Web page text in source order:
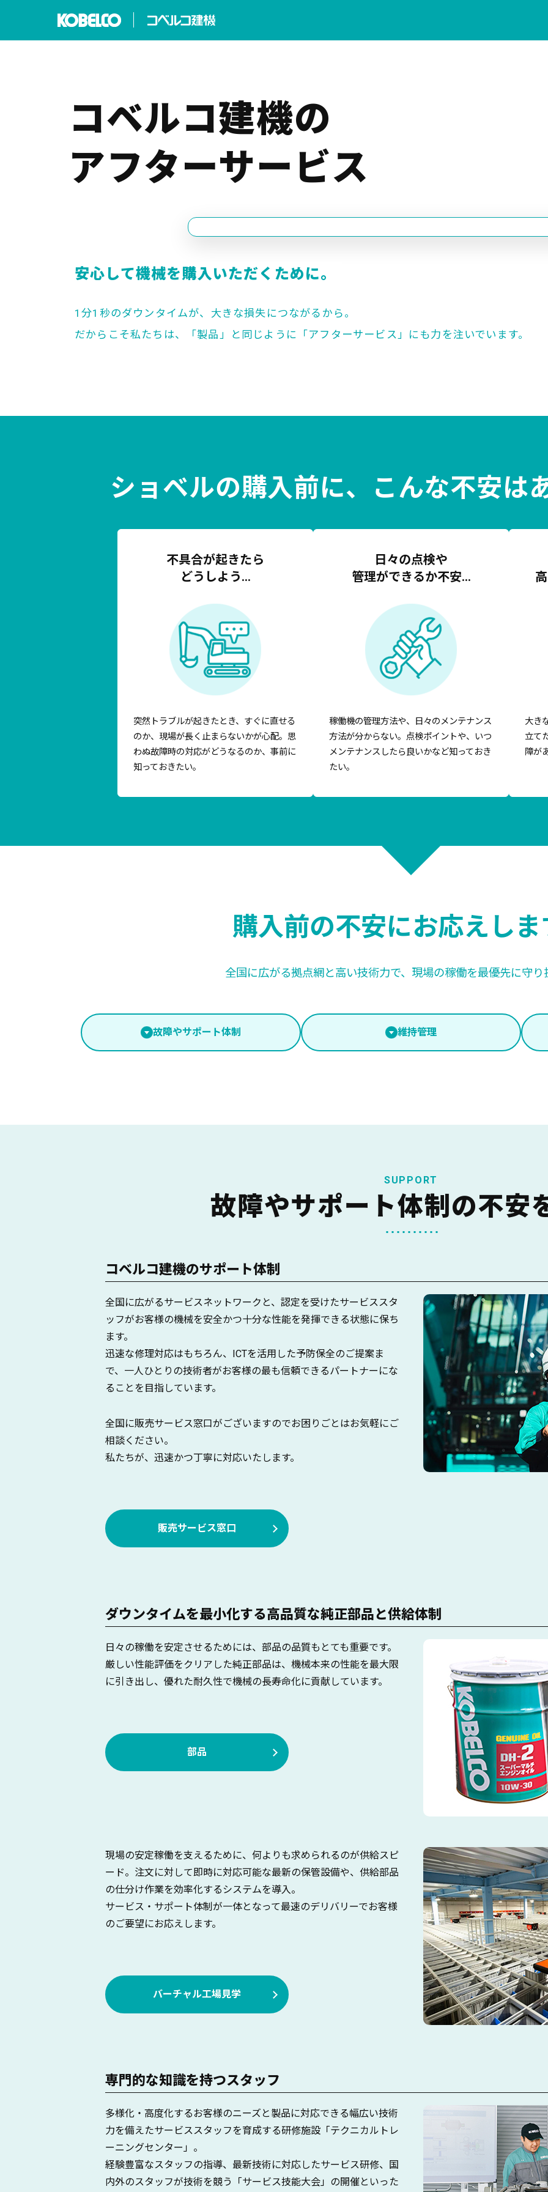
コベルコ建機の
アフターサービス
安心して機械を購入いただくために。
1分1秒のダウンタイムが、大きな損失につながるから。
だからこそ私たちは、「製品」と同じように 「アフターサービス」にも力を注いでいます。
ショベルの購入前に、 こんな不安は
不具合が起きたら
どうしよう…
突然トラブルが起きたとき、すぐに直せる
のか、現場が長く止まらないかが心配。思
わぬ故障時の対応がどうなるのか、事前に
知っておきたい。
日々の点検や
管理ができるか不安…
稼働機の管理方法や、日々のメンテナンス
方法が分からない。点検ポイントや、いつ
メンテナンスしたら良いかなど知っておき
たい。
大き
立て
障が
購入前の不安にお応えしま
全国に広がる拠点網と高い技術力で、 現場の稼働を最優先に守り
故障やサポート体制 維持管理
SUPPORT
故障やサポート体制の不安
コベルコ建機のサポート体制
全国に広がるサービスネットワークと、認定を受けたサービススタ
ッフがお客様の機械を安全かつ十分な性能を発揮できる状態に保ち
ます。
迅速な修理対応はもちろん、ICTを活用した予防保全のご提案ま
で、一人ひとりの技術者がお客様の最も信頼できるパートナーにな
ることを目指しています。
全国に販売サービス窓口がございますのでお困りごとはお気軽にご
相談ください。
私たちが、迅速かつ丁寧に対応いたします。
販売サービス窓口
ダウンタイムを最小化する高品質な純正部品と供給体制
日々の稼働を安定させるためには、部品の品質もとても重要です。
厳しい性能評価をクリアした純正部品は、機械本来の性能を最大限
に引き出し、優れた耐久性で機械の長寿命化に貢献しています。
部品
現場の安定稼働を支えるために、何よりも求められるのが供給スピ
ード。注文に対して即時に対応可能な最新の保管設備や、供給部品
の仕分け作業を効率化するシステムを導入。
サービス・サポート体制が一体となって最速のデリバリーでお客様
のご要望にお応えします。
バーチャル工場見学
専門的な知識を持つスタッフ
多様化・高度化するお客様のニーズと製品に対応できる幅広い技術
力を備えたサービススタッフを育成する研修施設「テクニカルトレ
ーニングセンター」。
経験豊富なスタッフの指導、最新技術に対応したサービス研修、国
内外のスタッフが技術を競う「サービス技能大会」の開催といった